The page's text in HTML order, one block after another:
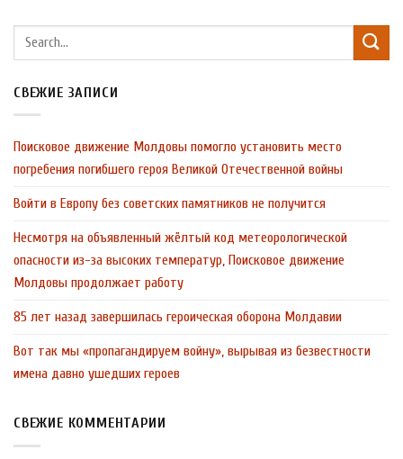
СВЕЖИЕ ЗАПИСИ
Поисковое движение Молдовы помогло установить место
погребения погибшего героя Великой Отечественной войны
Войти в Европу без советских памятников не получится
Несмотря на объявленный жёлтый код метеорологической
опасности из-за высоких температур, Поисковое движение
Молдовы продолжает работу
85 лет назад завершилась героическая оборона Молдавии
Вот так мы «пропагандируем войну», вырывая из безвестности
имена давно ушедших героев
СВЕЖИЕ КОММЕНТАРИИ